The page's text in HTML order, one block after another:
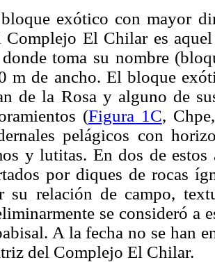
exótico con mayor
Complejo El Chilar es
donde toma su nombre
m de ancho. El bloque
de la Rosa y alguno de
(Figura 1C,
pelágicos con
y lutitas. En dos de estos
por diques de rocas
su relación de campo,
se consideró a
A la fecha no se han
del Complejo El Chilar.